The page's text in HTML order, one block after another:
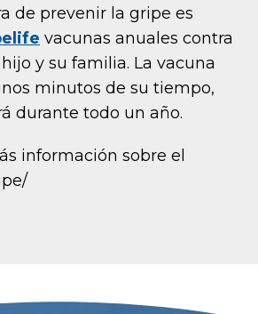
de prevenir la gripe es
vacunas anuales contra
y su familia. La vacuna
minutos de su tiempo,
durante todo un año.
información sobre el